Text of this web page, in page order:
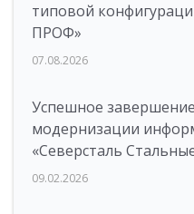
типовой
ПРОФ»
07.08.2026
Успешное
модернизации
«Северсталь
09.02.2026